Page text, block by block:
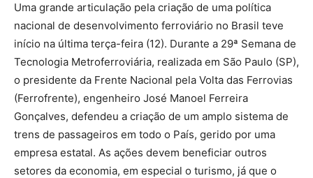
Uma grande articulação pela criação de uma política
nacional de desenvolvimento ferroviário no Brasil teve
início na última terça-feira (12). Durante a 29ª Semana de
Tecnologia Metroferroviária, realizada em São Paulo (SP),
o presidente da Frente Nacional pela Volta das Ferrovias
(Ferrofrente), engenheiro José Manoel Ferreira
Gonçalves, defendeu a criação de um amplo sistema de
trens de passageiros em todo o País, gerido por uma
empresa estatal. As ações devem beneficiar outros
setores da economia, em especial o turismo, já que o